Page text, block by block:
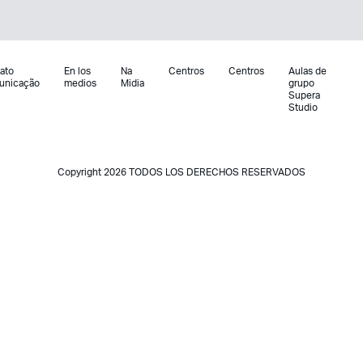
En los
medios
Na
Midia
Centros Centros
Aulas de
grupo
Supera
Studio
Copyright 2026 TODOS LOS DERECHOS RESERVADOS